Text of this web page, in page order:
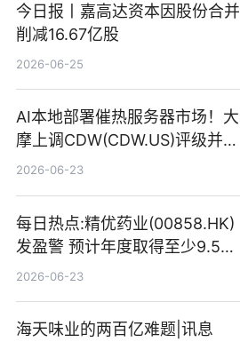
今日报丨嘉高达资本因股份合并
削减16.67亿股
2026-06-25
AI本地部署催热服务器市场！大
摩上调CDW(CDW.US)评级并看
高IBM(IBM.US)戴尔(DELL.US)
2026-06-23
每日热点:精优药业(00858.HK)
发盈警 预计年度取得至少9.5亿
港元的亏损 同比盈转亏
2026-06-23
海天味业的两百亿难题|讯息